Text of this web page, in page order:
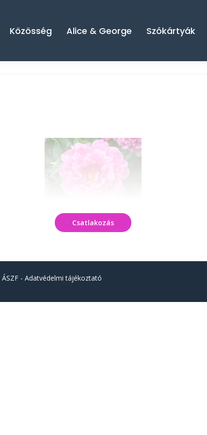
Közösség Alice & George Szókártyák
Csatlakozás
ÁSZF - Adatvédelmi tájékoztató